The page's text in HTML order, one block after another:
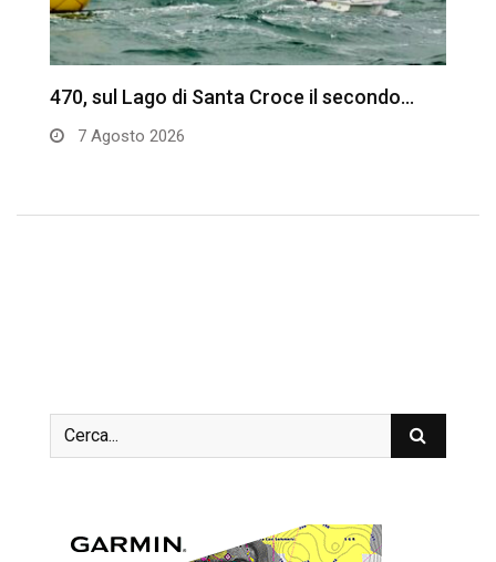
470, sul Lago di Santa Croce il secondo…
7 Agosto 2026